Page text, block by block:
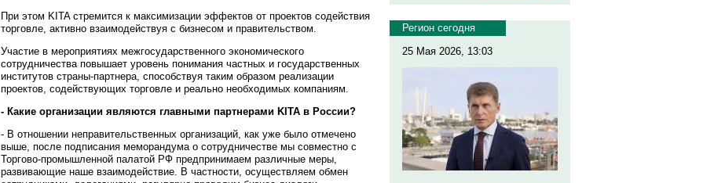
При этом KITA стремится к максимизации эффектов от проектов содействия
торговле, активно взаимодействуя с бизнесом и правительством.
Участие в мероприятиях межгосударственного экономического
сотрудничества повышает уровень понимания частных и государственных
институтов страны-партнера, способствуя таким образом реализации
проектов, содействующих торговле и реально необходимых компаниям.
- Какие организации являются главными партнерами KITA в России?
- В отношении неправительственных организаций, как уже было отмечено
выше, после подписания меморандума о сотрудничестве мы совместно с
Торгово-промышленной палатой РФ предпринимаем различные меры,
развивающие наше взаимодействие. В частности, осуществляем обмен
Регион сегодня
25 Мая 2026, 13:03